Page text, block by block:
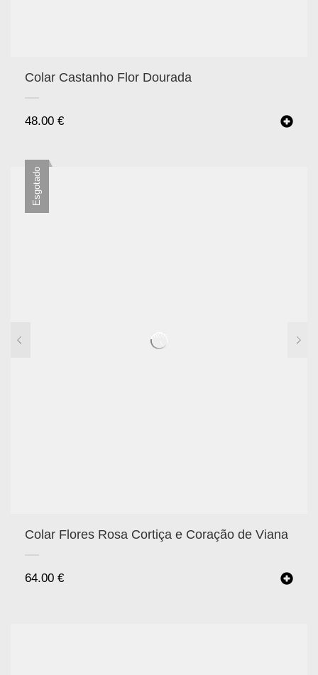
Colar Castanho Flor Dourada
48.00 €
Esgotado
Colar Flores Rosa Cortiça e Coração de Viana
64.00 €